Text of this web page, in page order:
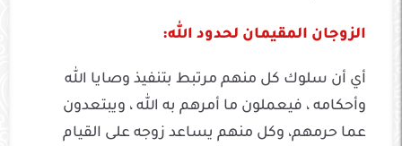
الزوجان المقيمان لحدود الله:
أي أن سلوك كل منهم مرتبط بتنفيذ وصايا الله
وأحكامه ، فيعملون ما أمرهم به الله ، ويبتعدون
عما حرمهم، وكل منهم يساعد زوجه على القيام